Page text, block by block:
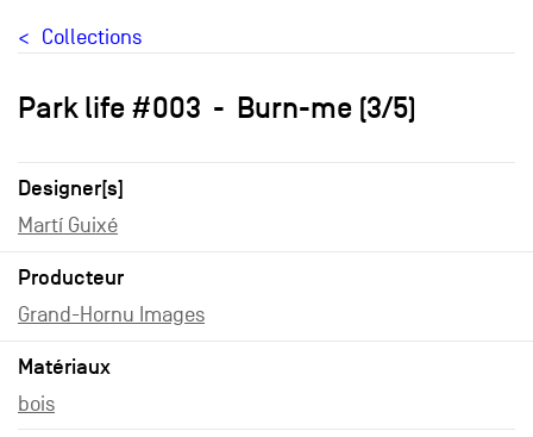
Collections
Park life #003 Burn-me (3/5)
Designer[s]
Martí Guixé
Producteur
Grand-Hornu Images
Matériaux
bois